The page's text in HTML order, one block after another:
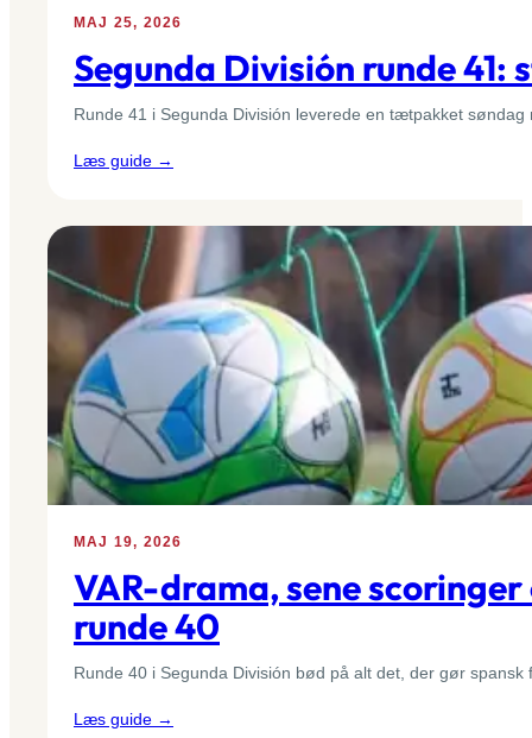
MAJ 25, 2026
Segunda División runde
Runde 41 i Segunda División leverede en tætpakket
Læs guide →
runde
store
udesejre,
sikre
hjemmetræf
og
afgørende
dobbeltscorere
MAJ 19, 2026
VAR-drama, sene
runde 40
Runde 40 i Segunda División bød på alt det, der gør
Læs guide →